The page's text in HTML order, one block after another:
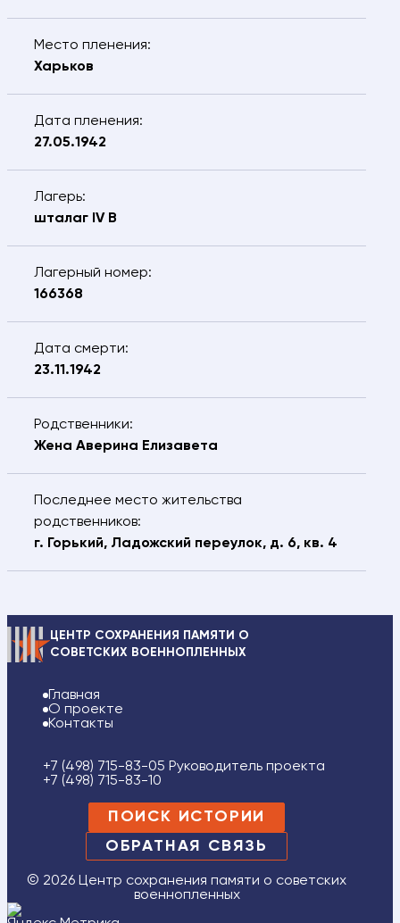
Место пленения:
Харьков
Дата пленения:
27.05.1942
Лагерь:
шталаг IV B
Лагерный номер:
166368
Дата смерти:
23.11.1942
Родственники:
Жена Аверина Елизавета
Последнее место жительства
родственников:
г. Горький, Ладожский переулок, д. 6, кв. 4
ЦЕНТР СОХРАНЕНИЯ ПАМЯТИ О
СОВЕТСКИХ ВОЕННОПЛЕННЫХ
Главная
О проекте
Контакты
+7 (498) 715-83-05 Руководитель проекта
+7 (498) 715-83-10
ПОИСК ИСТОРИИ
ОБРАТНАЯ СВЯЗЬ
© 2026 Центр сохранения памяти о советских
военнопленных
Сообщение
данных.